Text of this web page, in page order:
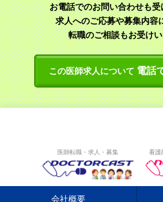
お電話でのお問い合わせも受
求人へのご応募や募集内容
転職のご相談もお受け
この医師求人について 電話
医師転職・求人・募集 看護
会社概要